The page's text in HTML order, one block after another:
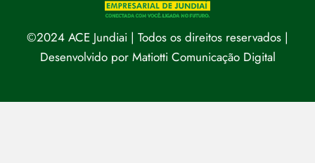
©2024 ACE Jundiai | Todos os direitos reservados |
Desenvolvido por Matiotti Comunicação Digital